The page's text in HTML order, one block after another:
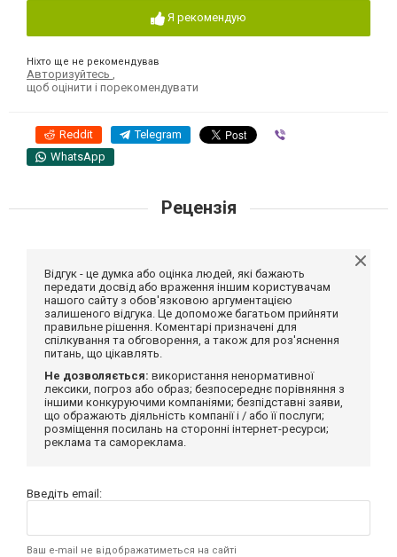
Я рекомендую
Ніхто ще не рекомендував
Авторизуйтесь
щоб оцінити і порекомендувати
Reddit Telegram
WhatsApp
Рецензія
Відгук - це думка або оцінка людей, які бажають
передати досвід або враження іншим користувачам
нашого сайту з обов'язковою аргументацією
залишеного відгука. Це допоможе багатьом прийняти
правильне рішення. Коментарі призначені для
спілкування та обговорення, а також для роз'яснення
питань, що цікавлять.
Не дозволяється: використання ненормативної
лексики, погроз або образ; безпосереднє порівняння з
іншими конкуруючими компаніями; безпідставні заяви,
що ображають діяльність компанії і / або її послуги;
розміщення посилань на сторонні інтернет-ресурси;
реклама та самореклама.
Введіть email:
Ваш e-mail не відображатиметься на сайті